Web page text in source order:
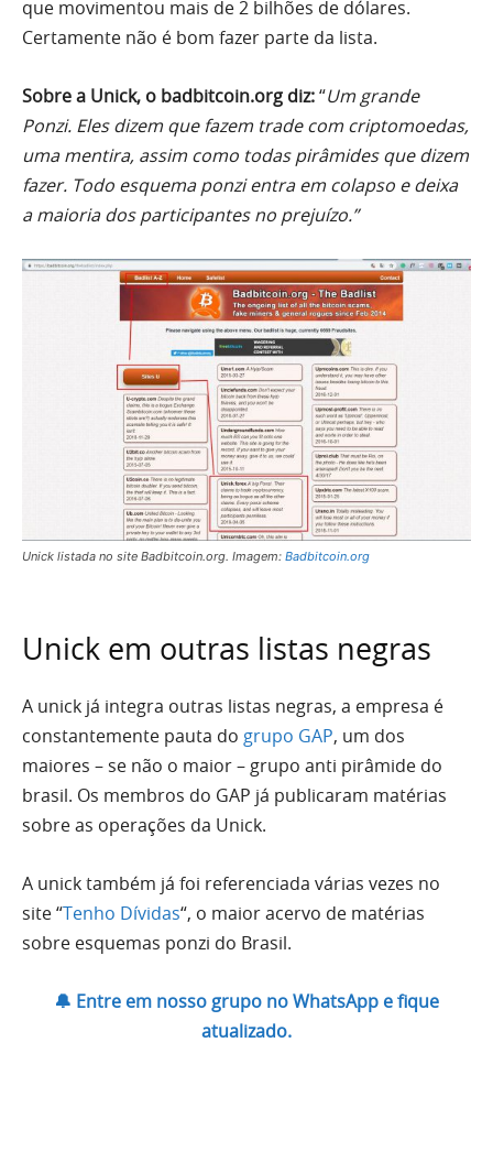
que movimentou mais de 2 bilhões de dólares.
Certamente não é bom fazer parte da lista.
Sobre a Unick, o badbitcoin.org diz:“Um grande
Ponzi. Eles dizem que fazem trade com criptomoedas,
uma mentira, assim como todas pirâmides que dizem
fazer. Todo esquema ponzi entra em colapso e deixa
a maioria dos participantes no prejuízo.”
Unick listada no site Badbitcoin.org. Imagem: Badbitcoin.org
Unick em outras listas negras
A unick já integra outras listas negras, a empresa é
constantemente pauta do grupo GAP, um dos
maiores – se não o maior – grupo anti pirâmide do
brasil. Os membros do GAP já publicaram matérias
sobre as operações da Unick.
A unick também já foi referenciada várias vezes no
site “Tenho Dívidas“, o maior acervo de matérias
sobre esquemas ponzi do Brasil.
🔔 Entre em nosso grupo no WhatsApp e fique
atualizado.